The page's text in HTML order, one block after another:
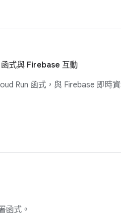
式與 Firebase 互動
Run 函式，與 Firebase 即時
函式。